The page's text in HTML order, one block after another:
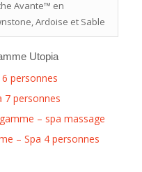
Avante™ en
Ardoise et Sable
Utopia
personnes
7 personnes
– spa massage
– Spa 4 personnes